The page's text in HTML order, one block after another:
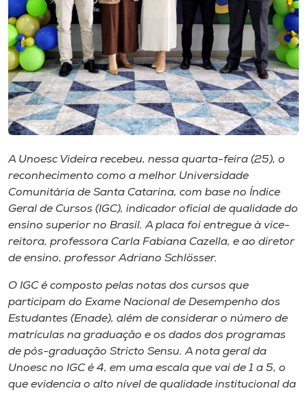
Biblioteca
Editora
Rádio
Unoesc
Store
A+
A-
A Unoesc Videira recebeu, nessa quarta-feira (25), o
reconhecimento como a melhor Universidade
Comunitária de Santa Catarina, com base no Índice
Geral de Cursos (IGC), indicador oficial de qualidade do
ensino superior no Brasil. A placa foi entregue à vice-
reitora, professora Carla Fabiana Cazella, e ao diretor
de ensino, professor Adriano Schlösser.
O IGC é composto pelas notas dos cursos que
participam do Exame Nacional de Desempenho dos
Estudantes (Enade), além de considerar o número de
matrículas na graduação e os dados dos programas
de pós-graduação Stricto Sensu. A nota geral da
Unoesc no IGC é 4, em uma escala que vai de 1 a 5, o
que evidencia o alto nível de qualidade institucional da